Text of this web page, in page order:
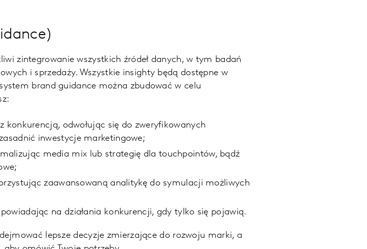
zintegrowanie wszystkich źródeł danych, w tym badań
i sprzedaży. Wszystkie insighty będą dostępne w
brand guidance można zbudować w celu
odwołując się do zweryfikowanych
inwestycje marketingowe;
media mix lub strategię dla touchpointów, bądź
zaawansowaną analitykę do symulacji możliwych
na działania konkurencji, gdy tylko się pojawią.
lepsze decyzje zmierzające do rozwoju marki, a